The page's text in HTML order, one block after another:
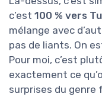
c’est 100 % vers
mélange avec
pas de liants. On
Pour moi, c’est
exactement ce
surprises du